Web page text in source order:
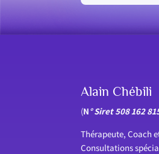
Alain Chébili
(N° Siret 508 162
Thérapeute, Coach
Consultations